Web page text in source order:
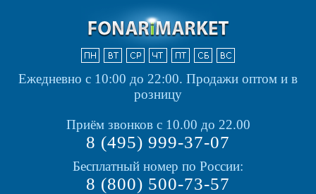
Ежедневно с 10:00 до 22:00. Продажи оптом и в
розницу
Приём звонков с 10.00 до 22.00
8 (495) 999-37-07
Бесплатный номер по России:
8 (800) 500-73-57